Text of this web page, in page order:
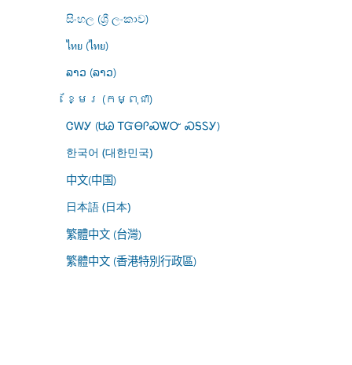
සිංහල (ශ්‍රී ලංකාව)
ไทย (ไทย)
ລາວ (ລາວ)
ខ្មែរ (កម្ពុជា)
ᏣᎳᎩ (ᏌᏊ ᎢᏳᎾᎵᏍᏔᏅ ᏍᎦᏚᎩ)
한국어 (대한민국)
中文(中国)
日本語 (日本)
繁體中文 (台灣)
繁體中文 (香港特別行政區)